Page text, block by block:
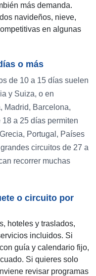
más demanda.
navideños, nieve,
en algunas
o más
de 10 a 15 días suelen
y Suiza, o en
Madrid, Barcelona,
a 25 días permiten
Portugal, Países
circuitos de 27 a
recorrer muchas
o circuito por
hoteles y traslados,
incluidos. Si
guía y calendario fijo,
Si quieres solo
revisar programas